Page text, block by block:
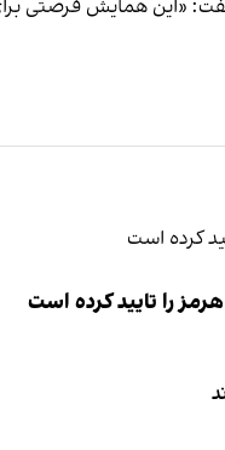
«این همایش فرصتی
را تایید کرده است